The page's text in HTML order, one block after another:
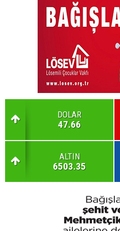
DOLAR
47.66
ALTIN
6503.35